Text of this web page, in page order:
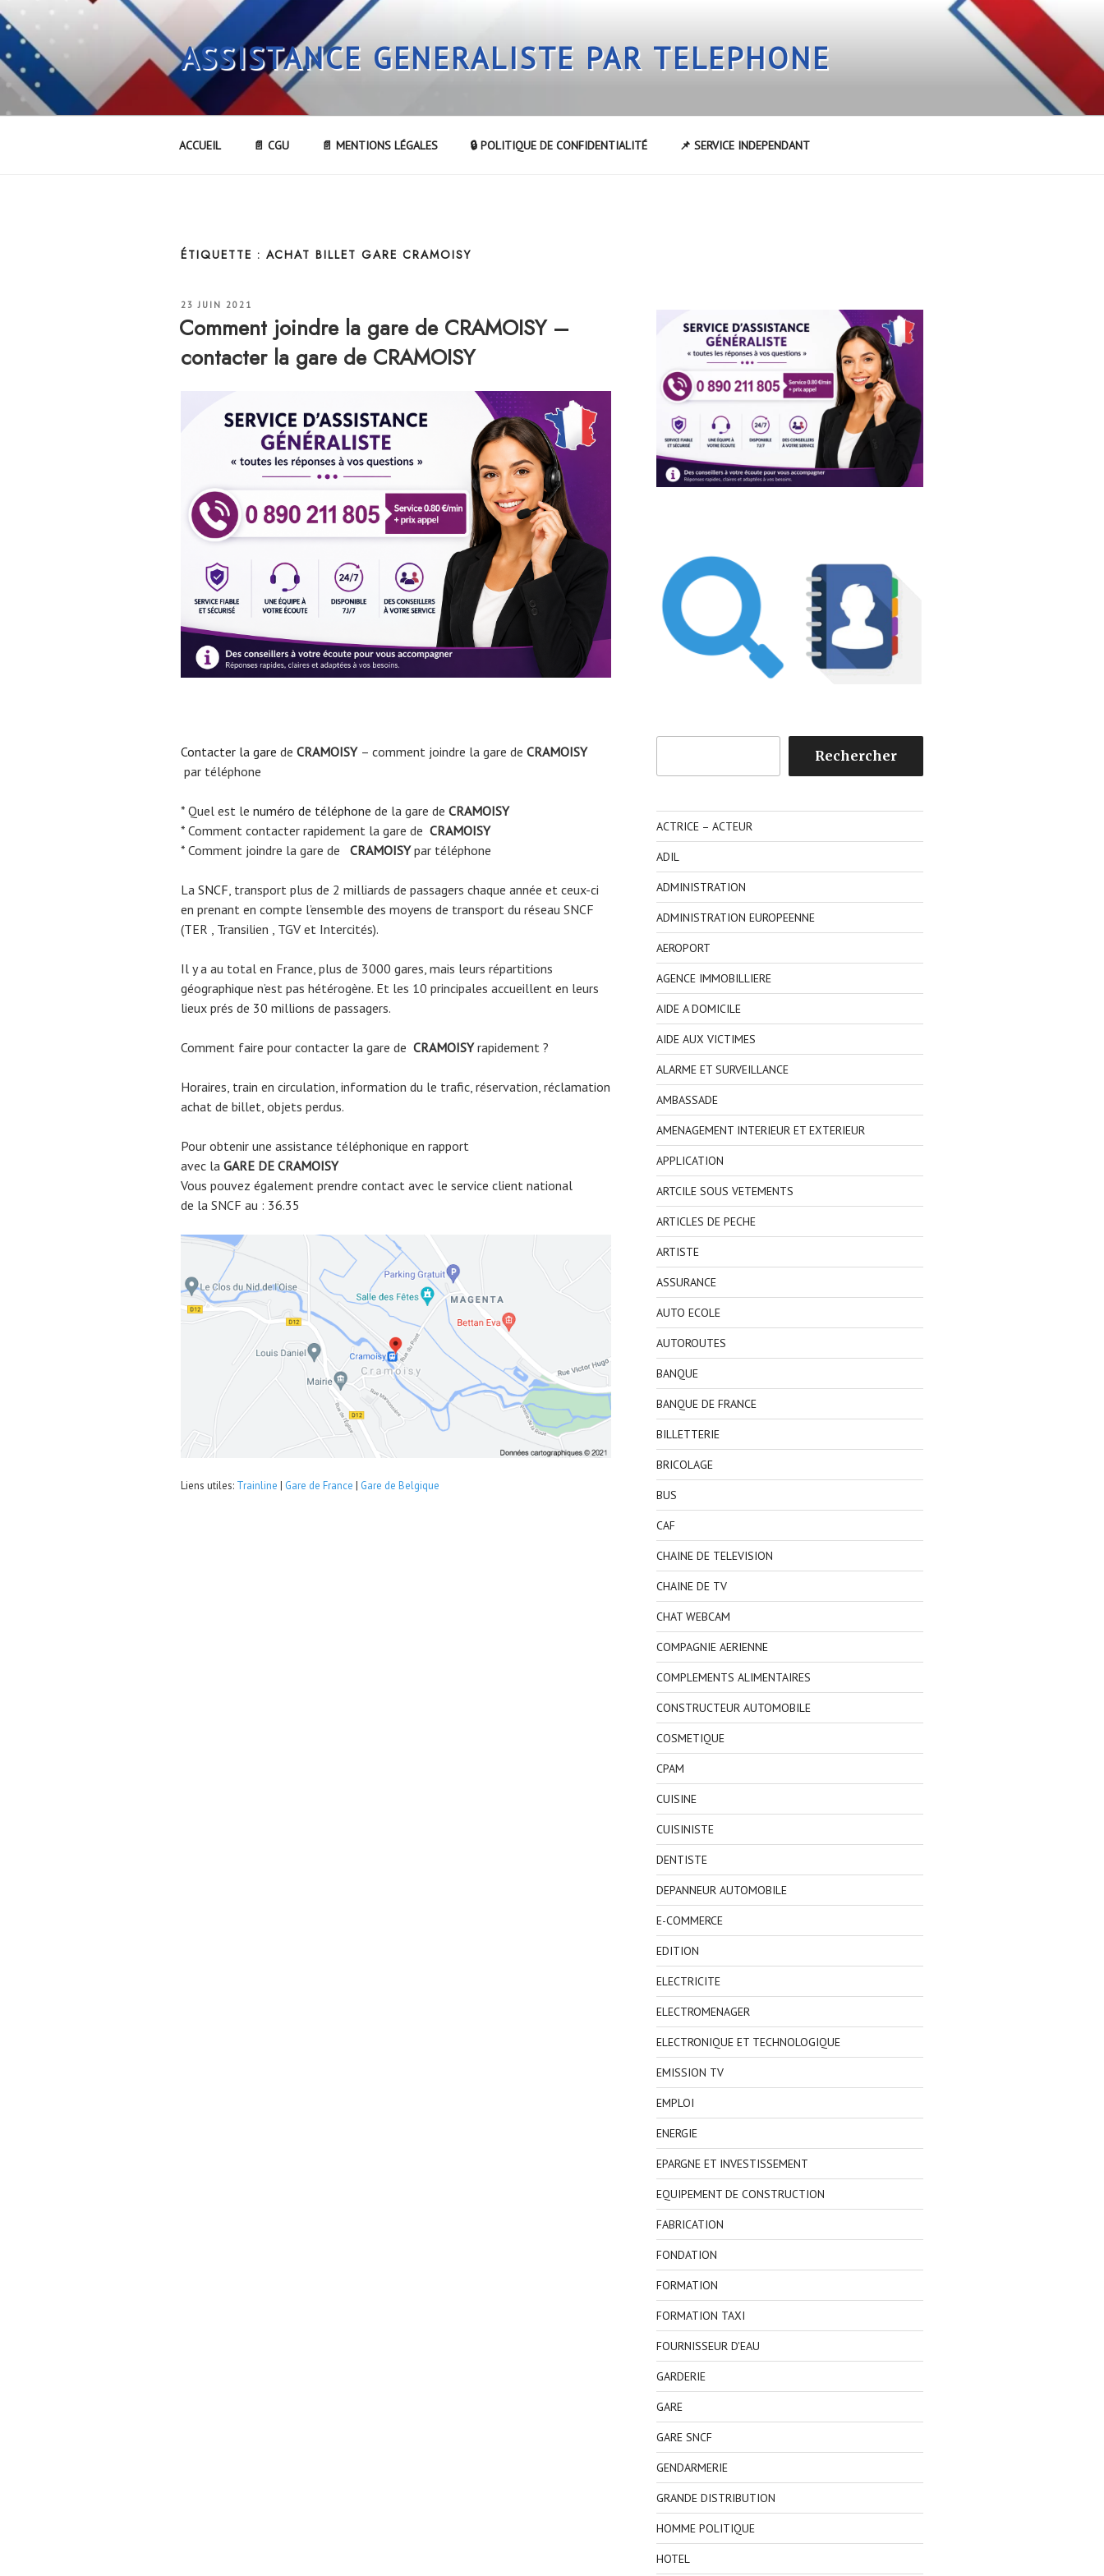
Aller
au
contenu
principal
ASSISTANCE GENERALISTE PAR TELEPHONE
ACCUEIL 📄 CGU 📄 MENTIONS LÉGALES 🔒 POLITIQUE DE CONFIDENTIALITÉ 📌 SERVICE INDEPENDANT
ÉTIQUETTE : ACHAT BILLET GARE CRAMOISY
PUBLIÉ
23 JUIN 2021
Comment joindre la gare de CRAMOISY –
contacter la gare de CRAMOISY
Contacter la gare de CRAMOISY – comment joindre la gare de CRAMOISY
par téléphone
* Quel est le numéro de téléphone de la gare de CRAMOISY
* Comment contacter rapidement la gare de CRAMOISY
* Comment joindre la gare de
CRAMOISYpar téléphone
La SNCF , transport plus de 2 milliards de passagers chaque année et ceux-ci
en prenant en compte l’ensemble des moyens de transport du réseau SNCF
(TER , Transilien , TGV et Intercités).
Il y a au total en France, plus de 3000 gares, mais leurs répartitions
géographique n’est pas hétérogène. Et les 10 principales accueillent en leurs
lieux prés de 30 millions de passagers.
Comment faire pour contacter la gare de CRAMOISYrapidement ?
Horaires, train en circulation, information du le trafic, réservation, réclamation
achat de billet, objets perdus.
Pour obtenir une assistance téléphonique en rapport
avec la GARE DE CRAMOISY
Vous pouvez également prendre contact avec le service client national
de la SNCF au : 36.35
Liens utiles: Trainline | Gare de France | Gare de Belgique
Rechercher
ACTRICE – ACTEUR
ADIL
ADMINISTRATION
ADMINISTRATION EUROPEENNE
AEROPORT
AGENCE IMMOBILLIERE
AIDE A DOMICILE
AIDE AUX VICTIMES
ALARME ET SURVEILLANCE
AMBASSADE
AMENAGEMENT INTERIEUR ET EXTERIEUR
APPLICATION
ARTCILE SOUS VETEMENTS
ARTICLES DE PECHE
ARTISTE
ASSURANCE
AUTO ECOLE
AUTOROUTES
BANQUE
BANQUE DE FRANCE
BILLETTERIE
BRICOLAGE
BUS
CAF
CHAINE DE TELEVISION
CHAINE DE TV
CHAT WEBCAM
COMPAGNIE AERIENNE
COMPLEMENTS ALIMENTAIRES
CONSTRUCTEUR AUTOMOBILE
COSMETIQUE
CPAM
CUISINE
CUISINISTE
DENTISTE
DEPANNEUR AUTOMOBILE
E-COMMERCE
EDITION
ELECTRICITE
ELECTROMENAGER
ELECTRONIQUE ET TECHNOLOGIQUE
EMISSION TV
EMPLOI
ENERGIE
EPARGNE ET INVESTISSEMENT
EQUIPEMENT DE CONSTRUCTION
FABRICATION
FONDATION
FORMATION
FORMATION TAXI
FOURNISSEUR D'EAU
GARDERIE
GARE
GARE SNCF
GENDARMERIE
GRANDE DISTRIBUTION
HOMME POLITIQUE
HOTEL